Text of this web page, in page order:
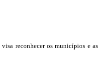
reconhecer os municípios e as